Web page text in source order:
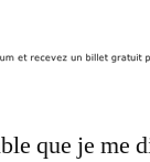
que je me